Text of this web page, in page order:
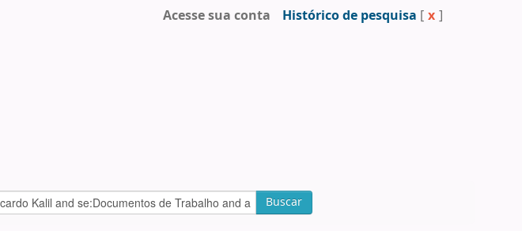
Acesse sua conta Histórico de pesquisa [ x ]
Buscar